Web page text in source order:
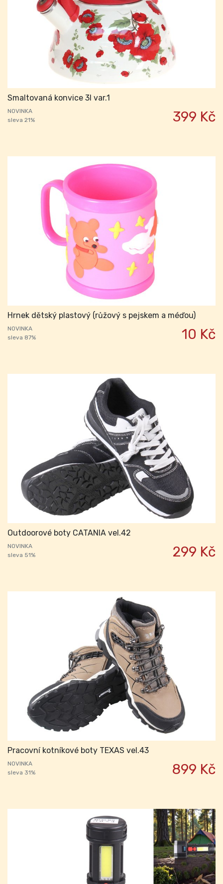
Smaltovaná konvice 3l var.1
NOVINKA
sleva 21%
399 Kč
Hrnek dětský plastový (růžový s pejskem a méďou)
NOVINKA
sleva 87%
10 Kč
Outdoorové boty CATANIA vel.42
NOVINKA
sleva 51%
299 Kč
Pracovní kotníkové boty TEXAS vel.43
NOVINKA
sleva 31%
899 Kč